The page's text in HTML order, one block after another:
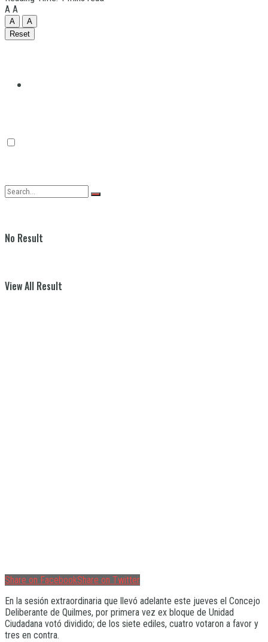
Quilmes
No Result
View All Result
A A
A
A
Reset
Share on FacebookShare on Twitter
En la sesión extraordinaria que llevó adelante este jueves el Concejo
Deliberante de Quilmes, por primera vez ex bloque de Unidad
Ciudadana votó dividido; de los siete ediles, cuatro votaron a favor y
tres en contra.